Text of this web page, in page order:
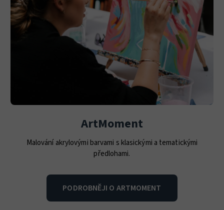
ArtMoment
Malování akrylovými barvami s klasickými a tematickými
předlohami.
PODROBNĚJI O ARTMOMENT